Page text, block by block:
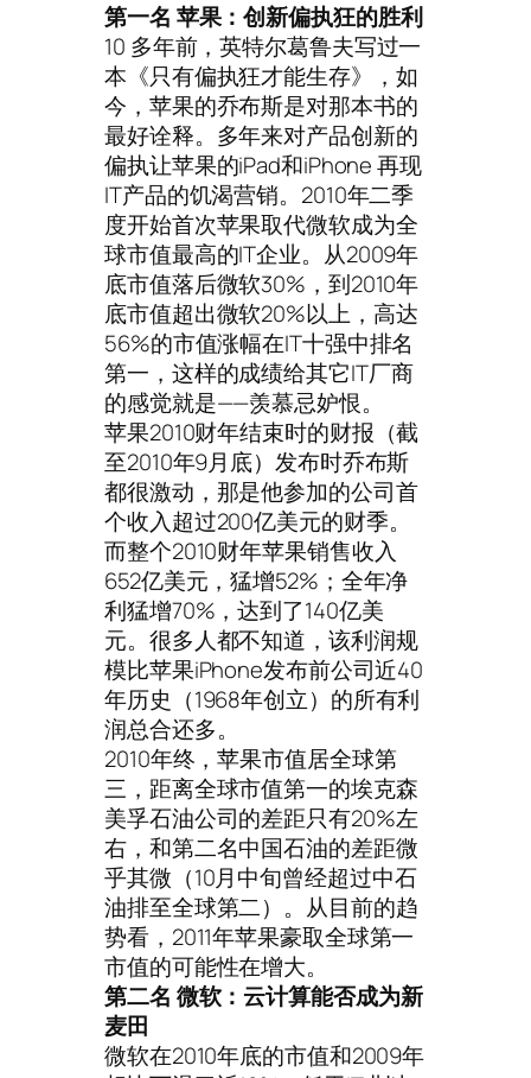
第一名 苹果：创新偏执狂的胜利
10 多年前，英特尔葛鲁夫写过一
本《只有偏执狂才能生存》，如
今，苹果的乔布斯是对那本书的
最好诠释。多年来对产品创新的
偏执让苹果的iPad和iPhone 再现
IT产品的饥渴营销。2010年二季
度开始首次苹果取代微软成为全
球市值最高的IT企业。从2009年
底市值落后微软30%，到2010年
底市值超出微软20%以上，高达
56%的市值涨幅在IT十强中排名
第一，这样的成绩给其它IT厂商
的感觉就是——羡慕忌妒恨。
苹果2010财年结束时的财报（截
至2010年9月底）发布时乔布斯
都很激动，那是他参加的公司首
个收入超过200亿美元的财季。
而整个2010财年苹果销售收入
652亿美元，猛增52%；全年净
利猛增70%，达到了140亿美
元。很多人都不知道，该利润规
模比苹果iPhone发布前公司近40
年历史（1968年创立）的所有利
润总合还多。
2010年终，苹果市值居全球第
三，距离全球市值第一的埃克森
美孚石油公司的差距只有20%左
右，和第二名中国石油的差距微
乎其微（10月中旬曾经超过中石
油排至全球第二）。从目前的趋
势看，2011年苹果豪取全球第一
市值的可能性在增大。
第二名 微软：云计算能否成为新
麦田
微软在2010年底的市值和2009年